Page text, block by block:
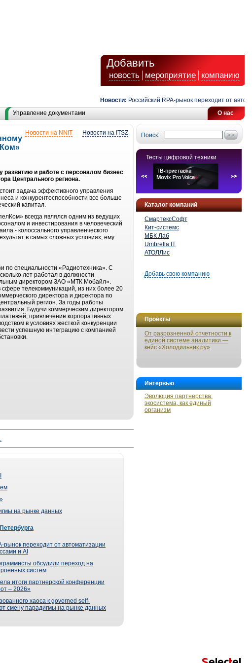
Добавить
новость мероприятие компанию
Новости: Российский RPA-рынок переходит от
О нас
Управление документами
Поиск:
Тесты цифровой техники
Каталог компаний
СмартексСофт
Кит-системс
МБК Лаб
Umbrella IT
АТОЛЛис
Добавь свою компанию
Проекты
От разрозненной отчетности к
единой системе аналитики —
кейс «Холодильник.ру»
Интервью
Эволюция партнерства:
экосистема, как единый
организм
Новости на ITSZ
Новости на NNIT
и работе с персоналом бизнес
Центрального региона.
задача эффективного управления
и конкурентоспособности все больше
капитал.
всегда являлся одним из ведущих
и инвестирования в человеческий
- колоссального управленческого
в самых сложных условиях, ему
по специальности «Радиотехника». С
лет работал в должности
директором ЗАО «МТК Мобайл».
телекоммуникаций, из них более 20
директора и директора по
регион. За годы работы
Будучи коммерческим директором
привлечение корпоративных
в условиях жесткой конкуренции
успешную интеграцию с компанией
на рынке данных
рынок переходит от автоматизации
и AI
обсудили переход на
систем
итоги партнерской конференции
– 2026»
хаоса к governed self-
смену парадигмы на рынке данных